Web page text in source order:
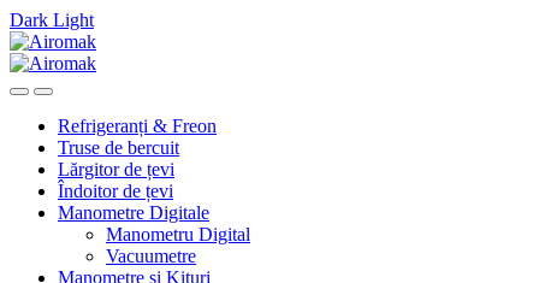
Dark Light
Skip
to
navigation
Skip
to
content
Refrigeranți & Freon
Truse de bercuit
Lărgitor de țevi
Îndoitor de țevi
Manometre Digitale
Manometru Digital
Vacuumetre
Manometre si Kituri